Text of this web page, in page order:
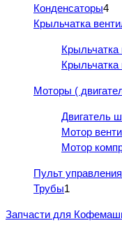
Конденсаторы4
Крыльчатка
Крыльчатка
Крыльчатка
Моторы (
Двигатель
Мотор
Мотор
Пульт
Трубы1
Запчасти для